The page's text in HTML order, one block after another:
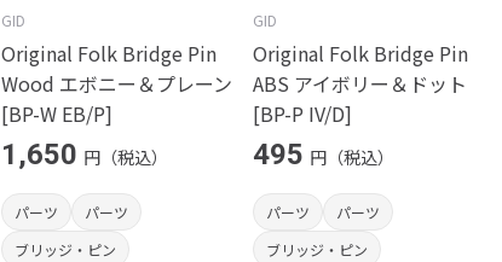
GID
Original Folk Bridge Pin
Wood エボニー＆プレーン
[BP-W EB/P]
1,650 円（税込）
パーツ
パーツ
ブリッジ・ピン
GID
Original Folk Bridge Pin
ABS アイボリー＆ドット
[BP-P IV/D]
495 円（税込）
パーツ
パーツ
ブリッジ・ピン